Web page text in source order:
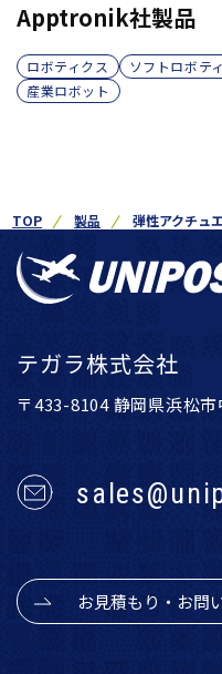
Apptronik社製品
ロボティクス ソフトロボテ
産業ロボット
TOP 製品 弾性アクチュ
テガラ株式会社
〒433-8104 静岡県浜松
お見積もり・お問